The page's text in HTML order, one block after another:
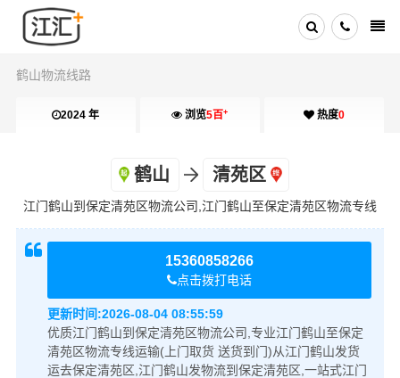
鹤山物流线路
2024 年 浏览5百+ 热度0
鹤山 清苑区
江门鹤山到保定清苑区物流公司,江门鹤山至保定清苑区物流专线
15360858266
点击拨打电话
更新时间:2026-08-04 08:55:59
优质江门鹤山到保定清苑区物流公司,专业江门鹤山至保定
清苑区物流专线运输(上门取货 送货到门)从江门鹤山发货
运去保定清苑区,江门鹤山发物流到保定清苑区,一站式江门